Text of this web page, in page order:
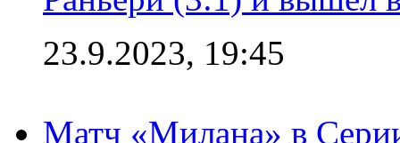
23.9.2023, 19:45
Матч «Милана» в